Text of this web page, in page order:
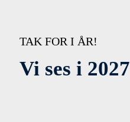
TAK FOR I ÅR!
Vi ses i 2027